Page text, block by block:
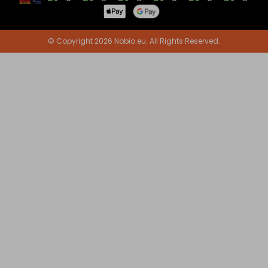
© Copyright 2026 Nobio.eu. All Rights Reserved.